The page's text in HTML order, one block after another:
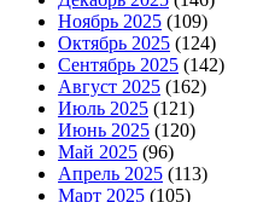
Ноябрь 2025 (109)
Октябрь 2025 (124)
Сентябрь 2025 (142)
Август 2025 (162)
Июль 2025 (121)
Июнь 2025 (120)
Май 2025 (96)
Апрель 2025 (113)
Март 2025 (105)